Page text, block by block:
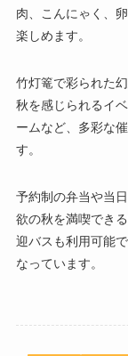
肉、こんにゃく、
楽しめます。
竹灯篭で彩られた
秋を感じられるイ
ームなど、多彩な
す。
予約制の弁当や当
欲の秋を満喫でき
迎バスも利用可能
なっています。